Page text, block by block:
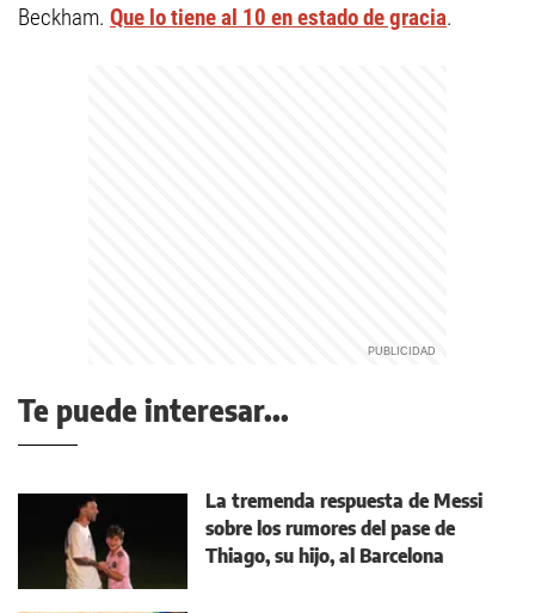
Beckham. Que lo tiene al 10 en estado de gracia.
Te puede interesar...
La tremenda respuesta de Messi
sobre los rumores del pase de
Thiago, su hijo, al Barcelona